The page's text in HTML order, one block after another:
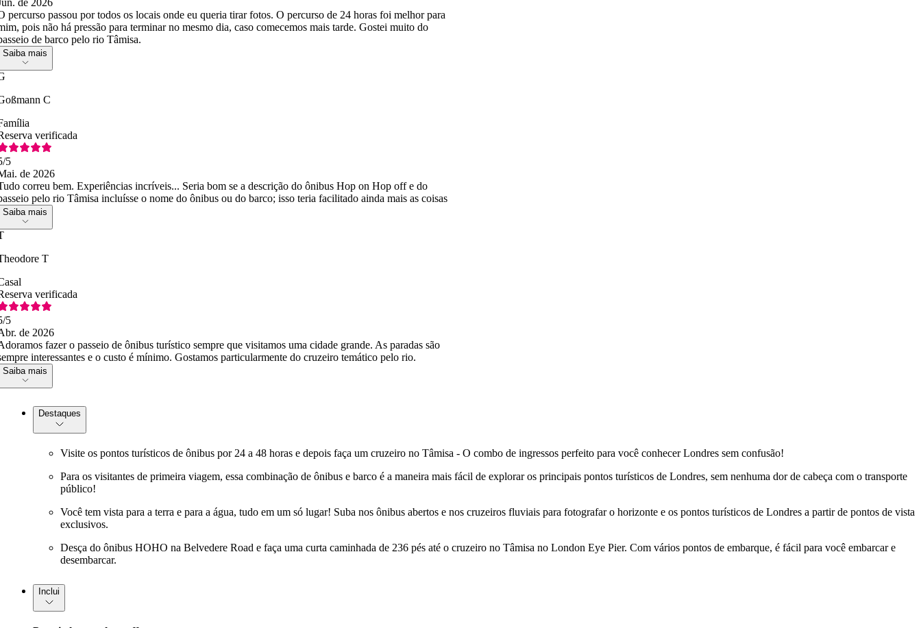
de 2026
percurso passou por todos os locais onde eu queria tirar fotos. O percurso de 24 horas foi melhor para
pois não há pressão para terminar no mesmo dia, caso comecemos mais tarde. Gostei muito do
de barco pelo rio Tâmisa.
Saiba mais
C
verificada
/5
de 2026
correu bem. Experiências incríveis... Seria bom se a descrição do ônibus Hop on Hop off e do
pelo rio Tâmisa incluísse o nome do ônibus ou do barco; isso teria facilitado ainda mais as coisas
Saiba mais
T
verificada
/5
de 2026
fazer o passeio de ônibus turístico sempre que visitamos uma cidade grande. As paradas são
interessantes e o custo é mínimo. Gostamos particularmente do cruzeiro temático pelo rio.
Saiba mais
Destaques
Visite os pontos turísticos de ônibus por 24 a 48 horas e depois faça um cruzeiro no Tâmisa - O combo de ingressos perfeito para você conhecer Londres sem confusão!
Para os visitantes de primeira viagem, essa combinação de ônibus e barco é a maneira mais fácil de explorar os principais pontos turísticos de Londres, sem nenhuma dor de cabeça com o transporte
público!
Você tem vista para a terra e para a água, tudo em um só lugar! Suba nos ônibus abertos e nos cruzeiros fluviais para fotografar o horizonte e os pontos turísticos de Londres a partir de pontos de vista
exclusivos.
Desça do ônibus HOHO na Belvedere Road e faça uma curta caminhada de 236 pés até o cruzeiro no Tâmisa no London Eye Pier. Com vários pontos de embarque, é fácil para você embarcar e
desembarcar.
Inclui